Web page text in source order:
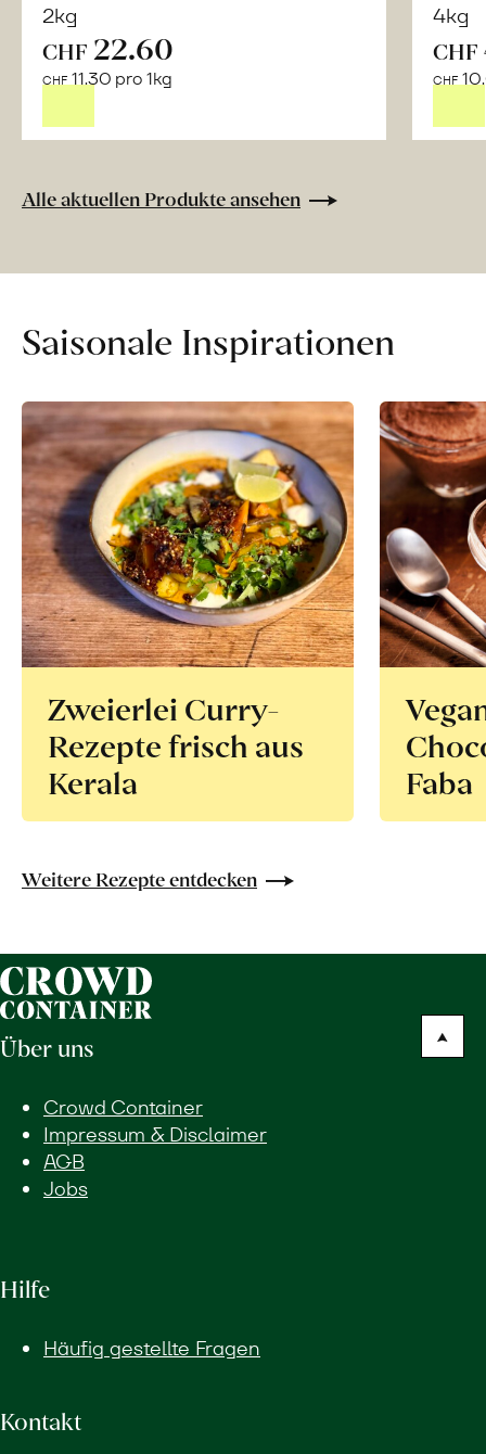
2kg
CHF 22.60
CHF 11.30 pro 1kg
Bio-
ohne
ab
erfahren
4kg
CHF
CHF
Alle aktuellen Produkte ansehen
Saisonale Inspirationen
Zweierlei Curry-
Rezepte frisch aus
Kerala
Faba
Weitere Rezepte entdecken
Über uns
Crowd Container
Impressum & Disclaimer
AGB
Jobs
Hilfe
Häufig gestellte Fragen
Kontakt